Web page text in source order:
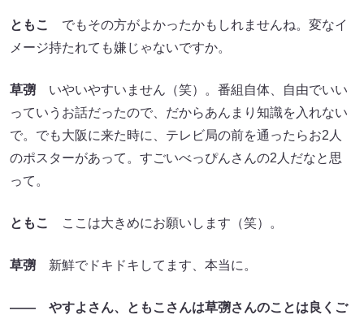
ともこ
でもその方がよかったかもしれませんね。変なイ
メージ持たれても嫌じゃないですか。
草彅 いやいやすいません（笑）。番組自体、自由でいい
っていうお話だったので、だからあんまり知識を入れない
で。でも大阪に来た時に、テレビ局の前を通ったらお2人
のポスターがあって。すごいべっぴんさんの2人だなと思
って。
ともこ ここは大きめにお願いします（笑）。
草彅 新鮮でドキドキしてます、本当に。
―― やすよさん、ともこさんは草彅さんのことは良くご